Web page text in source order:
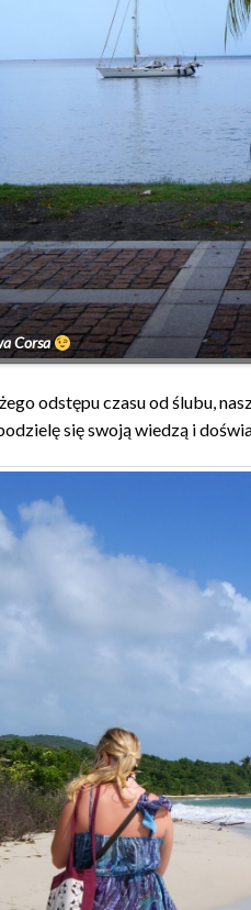
Corsa
odstępu czasu od ślubu,
się swoją wiedzą i